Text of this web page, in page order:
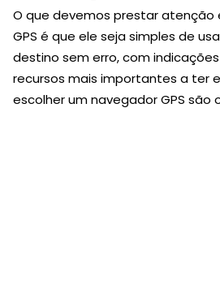
O que devemos prestar atenção
GPS é que ele seja simples de
destino sem erro, com
recursos mais importantes a ter
escolher um navegador GPS são